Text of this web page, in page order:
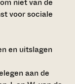
voor sociale
en uitslagen
aan de